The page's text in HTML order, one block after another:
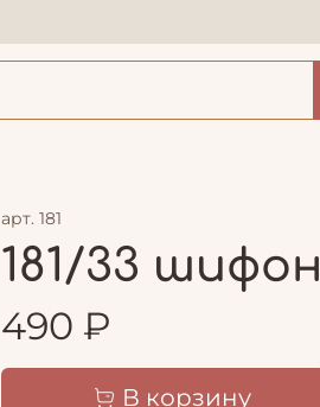
арт. 181
181/33 шифон
490 ₽
В корзину